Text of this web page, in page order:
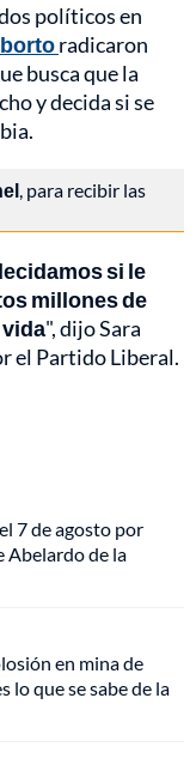
políticos en
radicaron
busca que la
y decida si se
, para recibir las
si le
millones de
", dijo Sara
el Partido Liberal.
7 de agosto por
Abelardo de la
en mina de
lo que se sabe de la